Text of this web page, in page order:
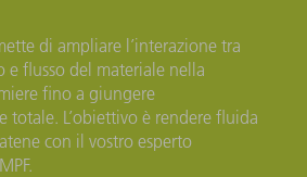
di ampliare l’interazione tra
e flusso del materiale nella
fino a giungere
totale. L’obiettivo è rendere fluida
con il vostro esperto